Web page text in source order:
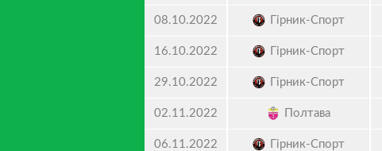
08.10.2022 Гірник-Спорт
16.10.2022 Гірник-Спорт
29.10.2022 Гірник-Спорт
02.11.2022 Полтава
06.11.2022 Гірник-Спорт